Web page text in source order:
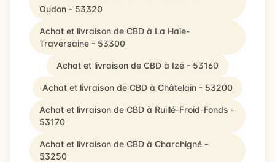
Oudon - 53320
Achat et livraison de CBD à La Haie-
Traversaine - 53300
Achat et livraison de CBD à Izé - 53160
Achat et livraison de CBD à Châtelain - 53200
Achat et livraison de CBD à Ruillé-Froid-Fonds -
53170
Achat et livraison de CBD à Charchigné -
53250